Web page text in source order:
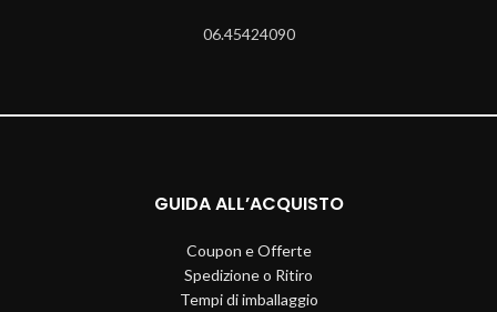
06.45424090
GUIDA ALL’ACQUISTO
Coupon e Offerte
Spedizione o Ritiro
Tempi di imballaggio